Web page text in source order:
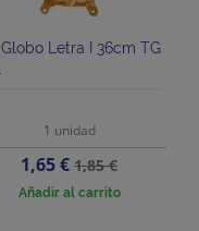
Globo Letra I 36cm TG
1 unidad
Precio
1,65 €Precio
base
1,85 €
Añadir al carrito